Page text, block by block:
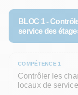
BLOC 1 -
service des
COMPÉTENCE 1
Contrôler les
locaux de service